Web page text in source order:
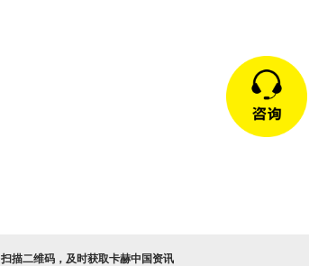
扫描二维码，及时获取卡赫中国资讯